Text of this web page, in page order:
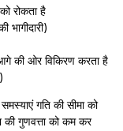
रोकता है
की ओर विकिरण करता है
गति की सीमा को
गुणवत्ता को कम कर